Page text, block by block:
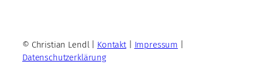
© Christian Lendl | Kontakt| Impressum
Datenschutzerklärung